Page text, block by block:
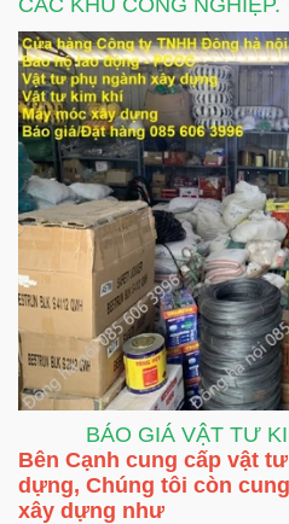
CÁC KHU CÔNG NGHIỆP.
BÁO GIÁ VẬT TƯ
Bên Cạnh cung cấp vật
dựng, Chúng tôi còn
xây dựng như